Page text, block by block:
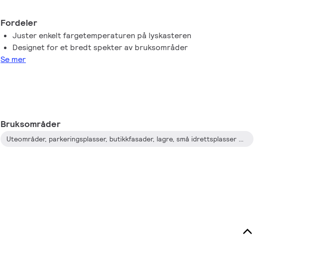
Fordeler
Juster enkelt fargetemperaturen på lyskasteren
Designet for et bredt spekter av bruksområder
Se mer
Bruksområder
Uteområder, parkeringsplasser, butikkfasader, lagre, små idrettsplasser eller kommunale idrettsanlegg